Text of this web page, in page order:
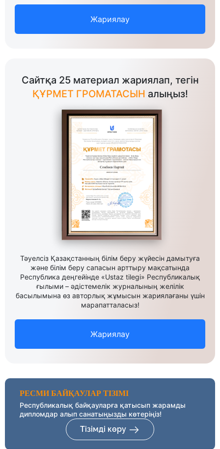
Жариялау
Сайтқа 25 материал жариялап, тегін
ҚҰРМЕТ ГРОМАТАСЫН алыңыз!
Тәуелсіз Қазақстанның білім беру жүйесін дамытуға
және білім беру сапасын арттыру мақсатында
Республика деңгейінде «Ustaz tilegi» Республикалық
ғылыми – әдістемелік журналының желілік
басылымына өз авторлық жұмысын жариялағаны үшін
марапатталасыз!
Жариялау
РЕСМИ БАЙҚАУЛАР ТІЗІМІ
Республикалық байқауларға қатысып жарамды
дипломдар алып санатыңызды көтеріңіз!
Тізімді көру